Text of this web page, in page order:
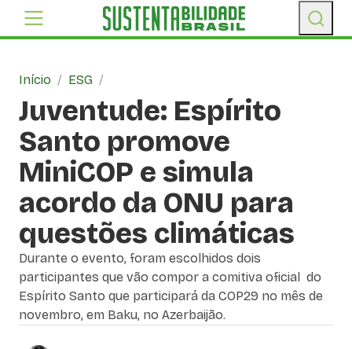
Início / ESG /
Juventude: Espírito
Santo promove
MiniCOP e simula
acordo da ONU para
questões climáticas
Durante o evento, foram escolhidos dois
participantes que vão compor a comitiva oficial do
Espírito Santo que participará da COP29 no mês de
novembro, em Baku, no Azerbaijão.